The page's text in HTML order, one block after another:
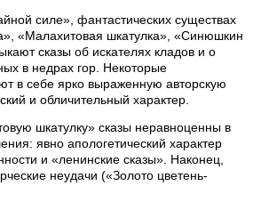
силе», фантастических существах
«Малахитовая шкатулка», «Синюшкин
сказы об искателях кладов и о
в недрах гор. Некоторые
в себе ярко выраженную авторскую
и обличительный характер.
шкатулку» сказы неравноценны в
явно апологетический характер
и «ленинские сказы». Наконец,
неудачи («Золото цветень-